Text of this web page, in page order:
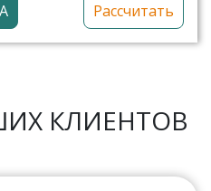
Рассчитать
КЛИЕНТОВ